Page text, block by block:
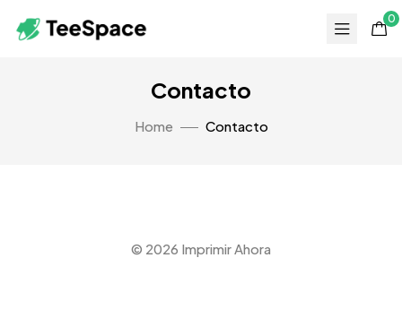
0
Contacto
Home Contacto
© 2026 Imprimir Ahora